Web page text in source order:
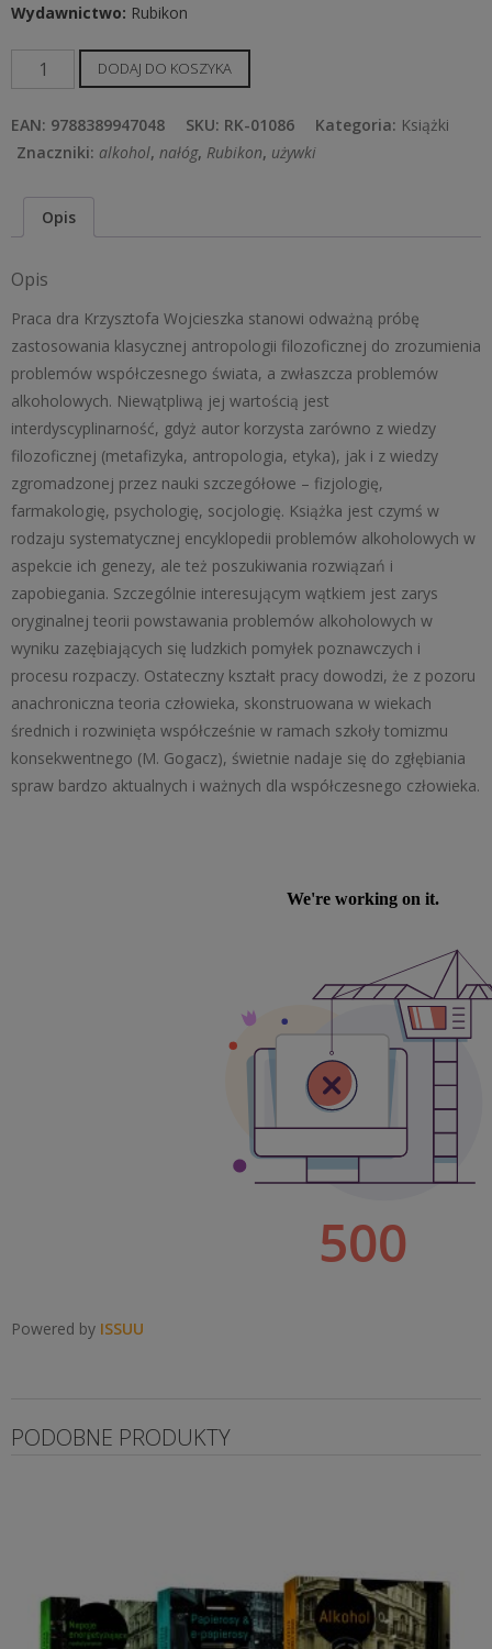
Wydawnictwo: Rubikon
ilość
Człowiek
spotyka
alkohol.
podstawy
wychowania
trzeźwości
w
ujęciu
tomistycznym
DODAJ DO KOSZYKA
EAN: 9788389947048 SKU: RK-01086 Kategoria: Książki
Znaczniki: alkohol, nałóg, Rubikon, używki
Opis
Opis
Praca dra Krzysztofa Wojcieszka stanowi odważną próbę
zastosowania klasycznej antropologii filozoficznej do zrozumienia
problemów współczesnego świata, a zwłaszcza problemów
alkoholowych. Niewątpliwą jej wartością jest
interdyscyplinarność, gdyż autor korzysta zarówno z wiedzy
filozoficznej (metafizyka, antropologia, etyka), jak i z wiedzy
zgromadzonej przez nauki szczegółowe – fizjologię,
farmakologię, psychologię, socjologię. Książka jest czymś w
rodzaju systematycznej encyklopedii problemów alkoholowych w
aspekcie ich genezy, ale też poszukiwania rozwiązań i
zapobiegania. Szczególnie interesującym wątkiem jest zarys
oryginalnej teorii powstawania problemów alkoholowych w
wyniku zazębiających się ludzkich pomyłek poznawczych i
procesu rozpaczy. Ostateczny kształt pracy dowodzi, że z pozoru
anachroniczna teoria człowieka, skonstruowana w wiekach
średnich i rozwinięta współcześnie w ramach szkoły tomizmu
konsekwentnego (M. Gogacz), świetnie nadaje się do zgłębiania
spraw bardzo aktualnych i ważnych dla współczesnego człowieka.
Powered by ISSUU
PODOBNE PRODUKTY